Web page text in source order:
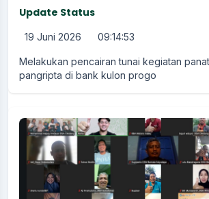
Update Status
19 Juni 2026 09:14:53
Melakukan pencairan tunai kegiatan
pangripta di bank kulon progo